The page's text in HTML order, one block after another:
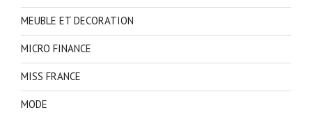
MEUBLE ET DECORATION
MICRO FINANCE
MISS FRANCE
MODE